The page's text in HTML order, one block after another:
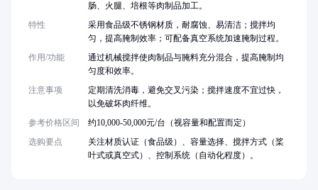
肠、火腿、培根等肉制品加工。
特性
采用食品级不锈钢材质，耐腐蚀、易清洁；搅拌均
匀，提高腌制效率；可配备真空系统加速腌制过程。
作用/功能
通过机械搅拌使肉制品与腌料充分混合，提高腌制均
匀度和效率。
注意事项
定期清洗消毒，避免交叉污染；搅拌速度不宜过快，
以免破坏肉纤维。
参考价格区间
约10,000-50,000元/台（视容量和配置而定）
选购要点
关注材质认证（食品级）、容量选择、搅拌方式（桨
叶式或真空式）、控制系统（自动化程度）。